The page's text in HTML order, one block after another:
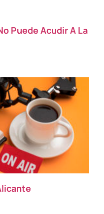
Puede Acudir A La